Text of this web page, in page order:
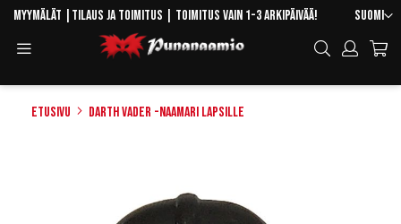
Skip
Content
Kieli
Suomi
Myymälät Tilaus ja toimitus | Toimitus vain 1-3 arkipäivää!
Hae
Etusivu Darth Vader -naamari lapsille